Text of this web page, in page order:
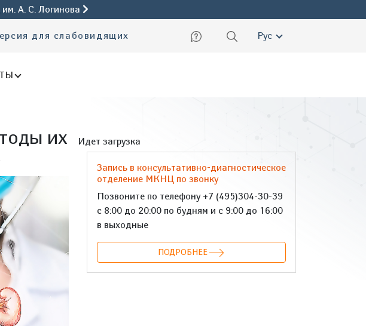
А. С. Логинова
для слабовидящих Русский
их
Идет загрузка
Запись в консультативно-диагностическое
отделение МКНЦ по звонку
Позвоните по телефону +7 (495)304-30-39
с 8:00 до 20:00 по будням и с 9:00 до 16:00
в выходные
ПОДРОБНЕЕ